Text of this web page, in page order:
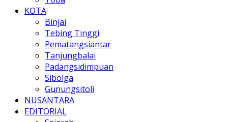
KOTA
Binjai
Tebing Tinggi
Pematangsiantar
Tanjungbalai
Padangsidimpuan
Sibolga
Gunungsitoli
NUSANTARA
EDITORIAL